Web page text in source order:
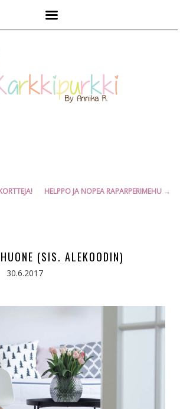
HELPPO JA NOPEA RAPARPERIMEHU →
(SIS. ALEKOODIN)
30.6.2017